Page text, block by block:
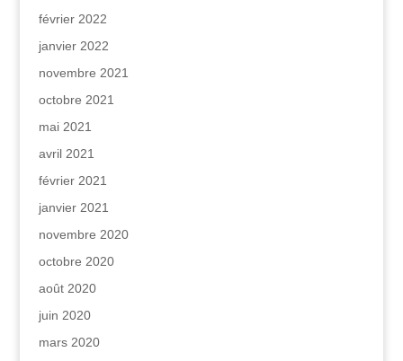
février 2022
janvier 2022
novembre 2021
octobre 2021
mai 2021
avril 2021
février 2021
janvier 2021
novembre 2020
octobre 2020
août 2020
juin 2020
mars 2020